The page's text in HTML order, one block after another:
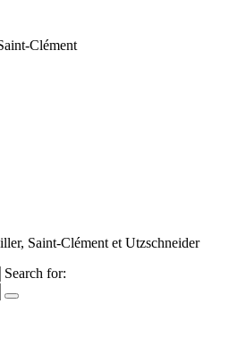
Clément
Saint-Clément et Utzschneider
Search for: